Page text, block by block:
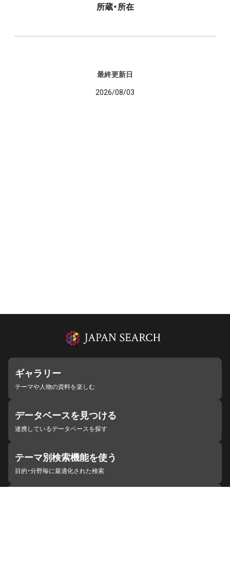
所蔵・所在
最終更新日
2026/08/03
ギャラリー
テーマや人物の資料を楽しむ
データベースを見つける
連携しているデータベースを探す
テーマ別検索機能を使う
目的・分野毎に最適化された検索